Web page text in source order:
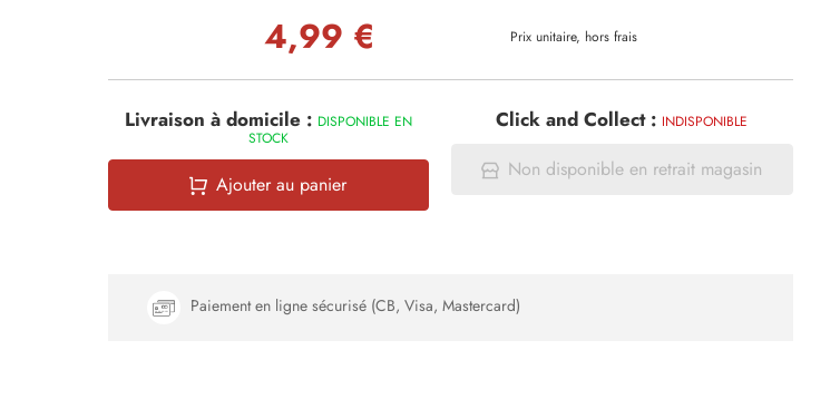
4,99 € Prix unitaire, hors frais
Livraison à domicile : DISPONIBLE EN
STOCK
Ajouter au panier
Click and Collect : INDISPONIBLE
Non disponible en retrait magasin
Paiement en ligne sécurisé (CB, Visa, Mastercard)